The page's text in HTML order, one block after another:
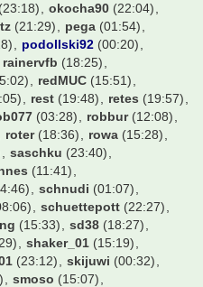
(23:18) okocha90 (22:04)
(21:29) pega (01:54)
podollski92 (00:20)
rainervfb (18:25)
redMUC (15:51)
rest (19:48) retes (19:57)
(03:28) robbur(12:08)
roter(18:36) rowa (15:28)
saschku (23:40)
(11:41)
schnudi (01:07)
schuettepott (22:27)
(15:33) sd38 (18:27)
shaker_01 (15:19)
(23:12) skijuwi (00:32)
smoso (15:07)